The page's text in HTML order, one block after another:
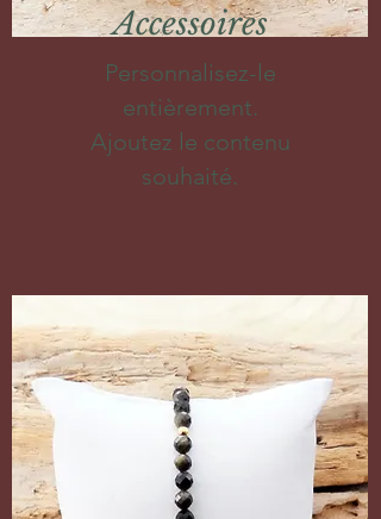
Accessoires
Personnalisez-le
entièrement.
Ajoutez le contenu
souhaité.